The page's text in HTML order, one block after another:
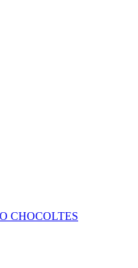
CHOCOLTES